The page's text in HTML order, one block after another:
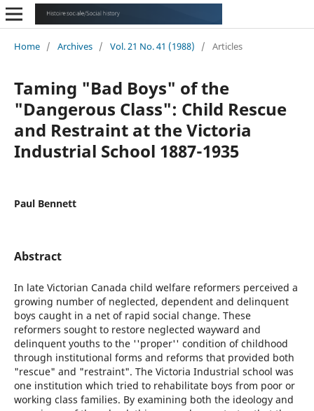
Home / Archives / Vol. 21 No. 41 (1988) / Articles
Taming "Bad Boys" of the
"Dangerous Class": Child Rescue
and Restraint at the Victoria
Industrial School 1887-1935
Paul Bennett
Abstract
In late Victorian Canada child welfare reformers perceived a
growing number of neglected, dependent and delinquent
boys caught in a net of rapid social change. These
reformers sought to restore neglected wayward and
delinquent youths to the ''proper'' condition of childhood
through institutional forms and reforms that provided both
"rescue" and "restraint". The Victoria Industrial school was
one institution which tried to rehabilitate boys from poor or
working class families. By examining both the ideology and